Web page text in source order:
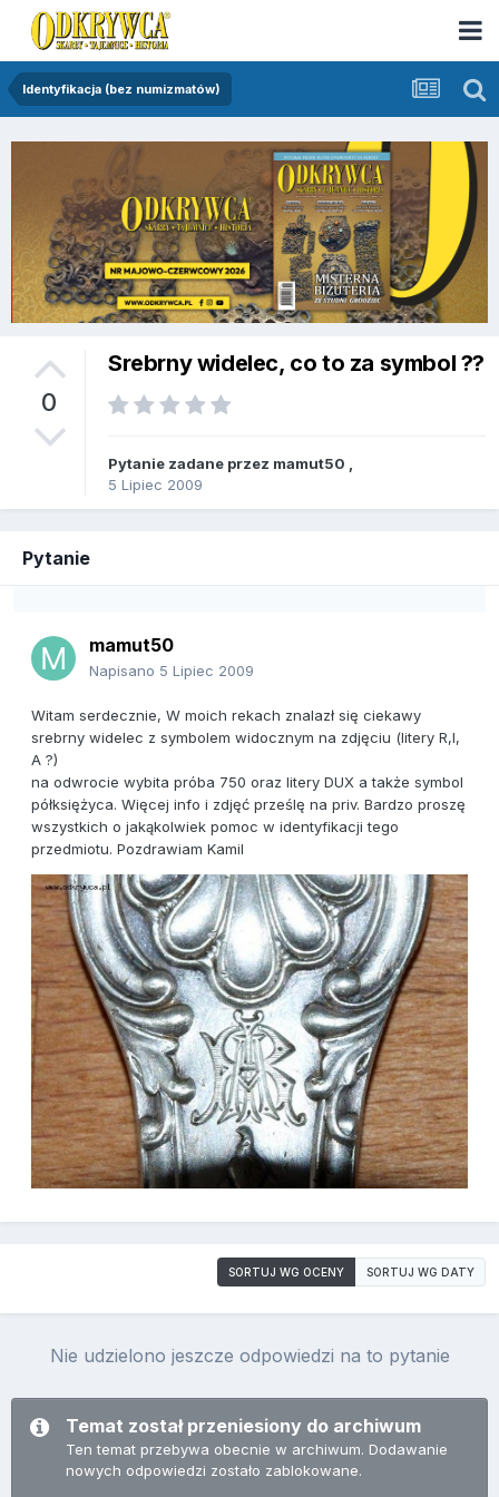
Identyfikacja (bez numizmatów)
0
Srebrny widelec, co to za symbol ??
Pytanie zadane przez mamut50
5 Lipiec 2009
Pytanie
mamut50
Napisano 5 Lipiec 2009
Witam serdecznie, W moich rekach znalazł się ciekawy
srebrny widelec z symbolem widocznym na zdjęciu (litery R,I,
A ?)
na odwrocie wybita próba 750 oraz litery DUX a także symbol
półksiężyca. Więcej info i zdjęć prześlę na priv. Bardzo proszę
wszystkich o jakąkolwiek pomoc w identyfikacji tego
przedmiotu. Pozdrawiam Kamil
SORTUJ WG OCENY SORTUJ WG DATY
Nie udzielono jeszcze odpowiedzi na to pytanie
Temat został przeniesiony do archiwum
Ten temat przebywa obecnie w archiwum. Dodawanie
nowych odpowiedzi zostało zablokowane.